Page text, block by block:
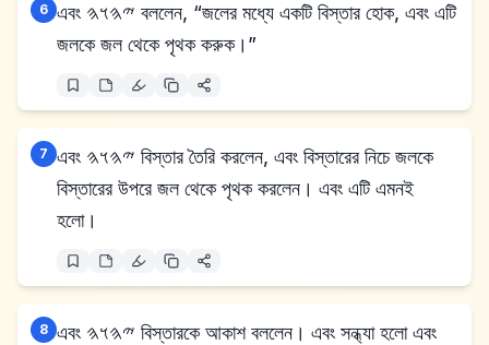
6 এবং 𐤉𐤄𐤅𐤄 বললেন, “জলের মধ্যে একটি বিস্তার হোক, এবং এটি
জলকে জল থেকে পৃথক করুক।”
7 এবং 𐤉𐤄𐤅𐤄 বিস্তার তৈরি করলেন, এবং বিস্তারের নিচে জলকে
বিস্তারের উপরে জল থেকে পৃথক করলেন। এবং এটি এমনই
হলো।
8 এবং 𐤉𐤄𐤅𐤄 বিস্তারকে আকাশ বললেন। এবং সন্ধ্যা হলো এবং